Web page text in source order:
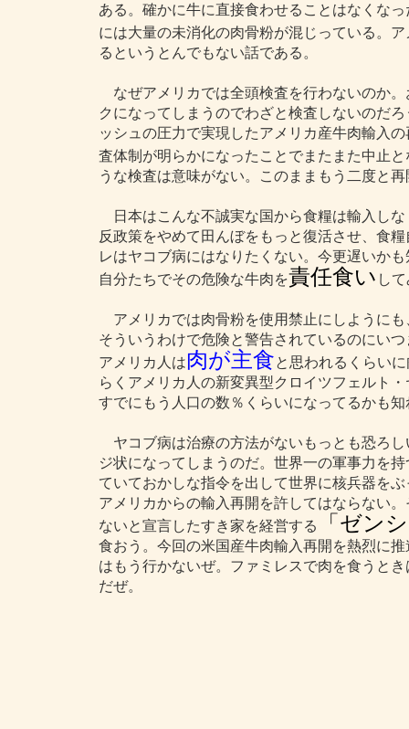
ある。確かに牛に直接食わせることはなくな
には大量の未消化の肉骨粉が混じっている。
るというとんでもない話である。
なぜアメリカでは全頭検査を行わないのか
クになってしまうのでわざと検査しないのだ
ッシュの圧力で実現したアメリカ産牛肉輸入
査体制が明らかになったことでまたまた中止
うな検査は意味がない。このままもう二度と
日本はこんな不誠実な国から食糧は輸入し
反政策をやめて田んぼをもっと復活させ、食
レはヤコブ病にはなりたくない。今更遅いか
自分たちでその危険な牛肉を責任食い し
アメリカでは肉骨粉を使用禁止にしように
そういうわけで危険と警告されているのにい
アメリカ人は肉が主食と思われるくらい
らくアメリカ人の新変異型クロイツフェルト
すでにもう人口の数％くらいになってるかも
ヤコブ病は治療の方法がないもっとも恐ろ
ジ状になってしまうのだ。世界一の軍事力を
ていておかしな指令を出して世界に核兵器を
アメリカからの輸入再開を許してはならない
ないと宣言したすき家を経営する
「ゼン
食おう。今回の米国産牛肉輸入再開を熱烈に
はもう行かないぜ。ファミレスで肉を食うと
だぜ。